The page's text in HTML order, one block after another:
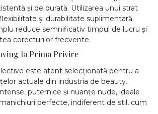
și de durată. Utilizarea unui strat
și durabilitate suplimentară.
reduce semnificativ timpul de lucru și
corecturilor frecvente.
la Prima Privire
este atent selecționată pentru a
actuale din industria de beauty.
puternice și nuanțe nude, ideale
perfecte, indiferent de stil, cum